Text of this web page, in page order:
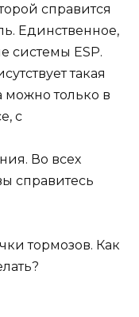
справится
Единственное,
системы ESP.
такая
можно только в
с
Во всех
справитесь